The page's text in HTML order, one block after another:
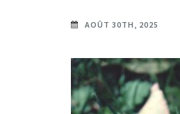
AOÛT 30TH, 2025